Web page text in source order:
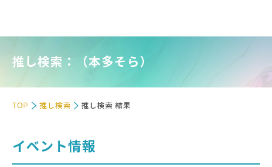
推し検索：（本多そら）
TOP 推し検索 推し検索 結果
イベント情報